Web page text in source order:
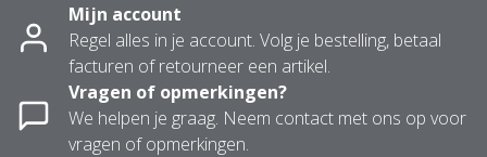
Mijn account
Regel alles in je account. Volg je bestelling, betaal
facturen of retourneer een artikel.
Vragen of opmerkingen?
We helpen je graag. Neem contact met ons op voor
vragen of opmerkingen.